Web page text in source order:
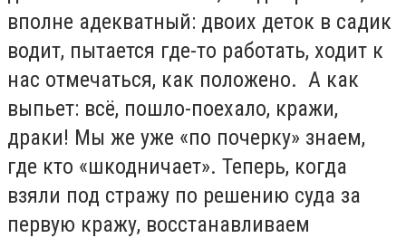
вполне адекватный: двоих деток в садик
водит, пытается где-то работать, ходит к
нас отмечаться, как положено. А как
выпьет: всё, пошло-поехало, кражи,
драки! Мы же уже «по почерку» знаем,
где кто «шкодничает». Теперь, когда
взяли под стражу по решению суда за
первую кражу, восстанавливаем